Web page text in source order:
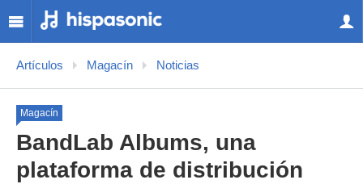
Artículos Magacín Noticias
Magacín
BandLab Albums, una
plataforma de distribución